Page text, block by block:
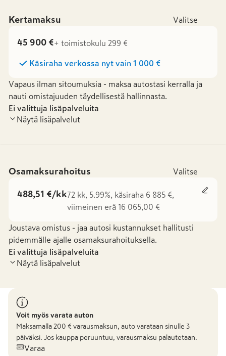
Kertamaksu Valitse
45 900 €+ toimistokulu 299 €
Käsiraha verkossa nyt vain 1 000 €
Vapaus ilman sitoumuksia - maksa autostasi kerralla ja
nauti omistajuuden täydellisestä hallinnasta.
Ei valittuja lisäpalveluita
Näytä lisäpalvelut
Osamaksurahoitus Valitse
488,51 €/kk72 kk, 5.99%, käsiraha 6 885 €,
viimeinen erä 16 065,00 €
Joustava omistus - jaa autosi kustannukset hallitusti
pidemmälle ajalle osamaksurahoituksella.
Ei valittuja lisäpalveluita
Näytä lisäpalvelut
Voit myös varata auton
Maksamalla 200 € varausmaksun, auto varataan sinulle 3
päiväksi. Jos kauppa peruuntuu, varausmaksu palautetaan.
Varaa